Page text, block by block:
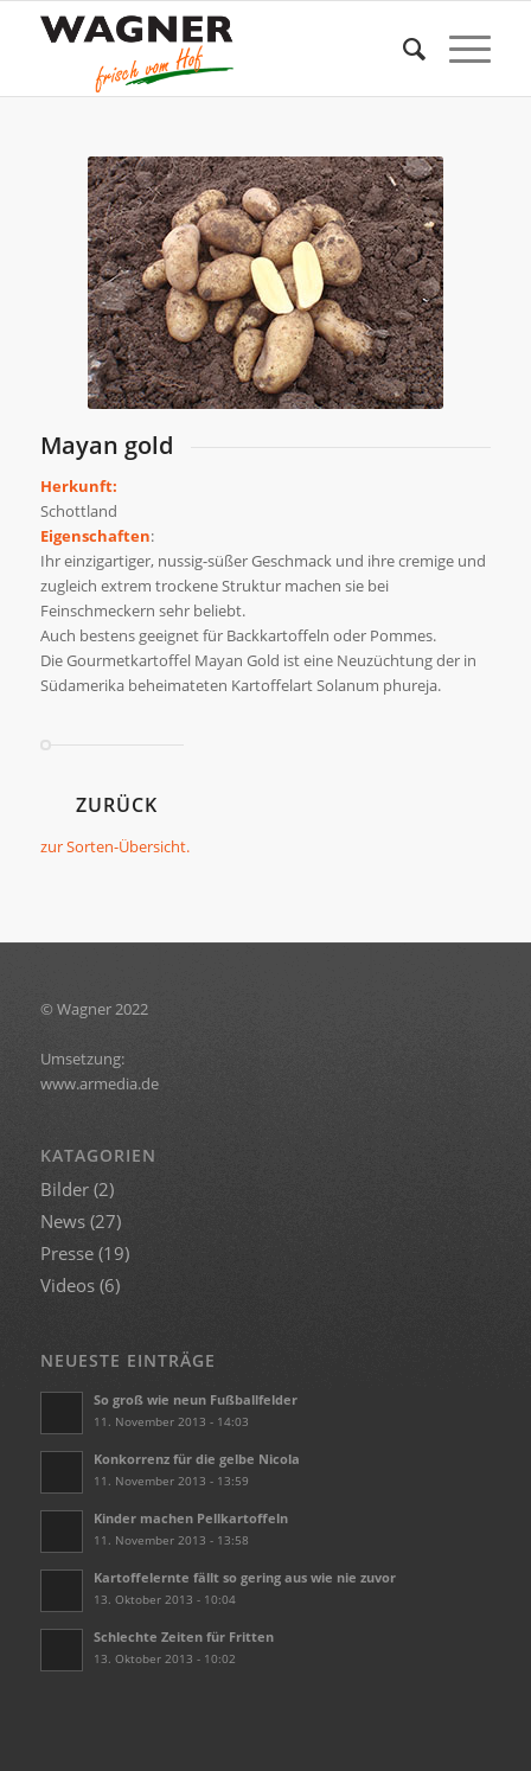
Mayan gold
Herkunft:
Schottland
Eigenschaften:
Ihr einzigartiger, nussig-süßer Geschmack und ihre cremige und
zugleich extrem trockene Struktur machen sie bei
Feinschmeckern sehr beliebt.
Auch bestens geeignet für Backkartoffeln oder Pommes.
Die Gourmetkartoffel Mayan Gold ist eine Neuzüchtung der in
Südamerika beheimateten Kartoffelart Solanum phureja.
ZURÜCK
zur Sorten-Übersicht.
© Wagner 2022
Umsetzung:
www.armedia.de
KATAGORIEN
Bilder(2)
News(27)
Presse(19)
Videos(6)
NEUESTE EINTRÄGE
So groß wie neun Fußballfelder
11. November 2013 - 14:03
Konkorrenz für die gelbe Nicola
11. November 2013 - 13:59
Kinder machen Pellkartoffeln
11. November 2013 - 13:58
Kartoffelernte fällt so gering aus wie nie zuvor
13. Oktober 2013 - 10:04
Schlechte Zeiten für Fritten
13. Oktober 2013 - 10:02